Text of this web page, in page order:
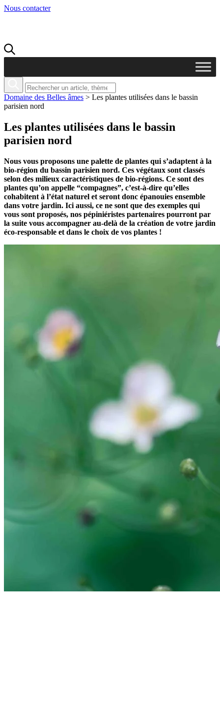
Nous contacter
Domaine des Belles âmes > Les plantes utilisées dans le bassin
parisien nord
Les plantes utilisées dans le bassin
parisien nord
Nous vous proposons une palette de plantes qui s’adaptent à la
bio-région du bassin parisien nord. Ces végétaux sont classés
selon des milieux caractéristiques de bio-régions. Ce sont des
plantes qu’on appelle “compagnes”, c’est-à-dire qu’elles
cohabitent à l’état naturel et seront donc épanouies ensemble
dans votre jardin. Ici aussi, ce ne sont que des exemples qui
vous sont proposés, nos pépiniéristes partenaires pourront par
la suite vous accompagner au-delà de la création de votre jardin
éco-responsable et dans le choix de vos plantes !